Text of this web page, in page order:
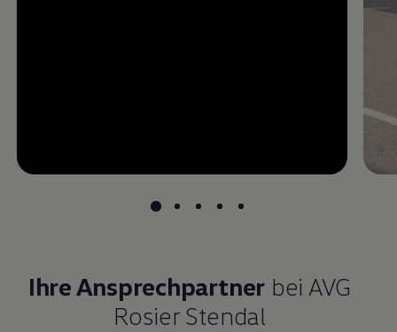
3
Ihre Ansprechpartner bei AVG
Rosier Stendal